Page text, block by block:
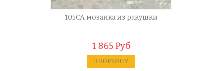
105CA мозаика из ракушки
1 865 Руб
В КОРЗИНУ